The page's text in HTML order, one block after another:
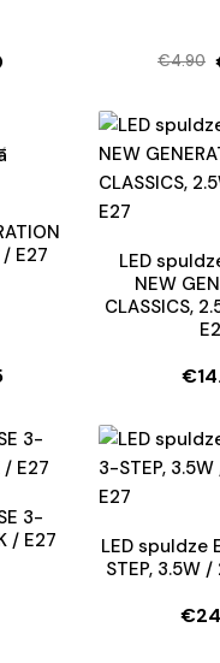
€4.90
/ E27
LED
NEW
CLASSICS,
€
3-
/ E27
LED spuldze
STEP, 3.5W
€